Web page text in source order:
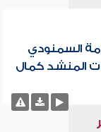
السمنودي
المنشد كمال